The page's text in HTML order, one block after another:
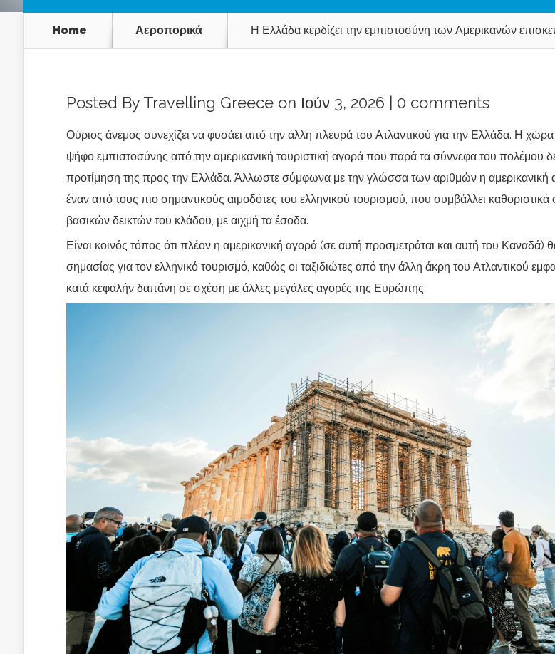
Home Αεροπορικά Η Ελλάδα κερδίζει την εμπιστοσύνη των Αμερικανών
Posted By Travelling Greece on Ιούν 3, 2026 | 0 comments
Ούριος άνεμος συνεχίζει να φυσάει από την άλλη πλευρά του Ατλαντικού για την Ελλάδα. Η χώρα
ψήφο εμπιστοσύνης από την αμερικανική τουριστική αγορά που παρά τα σύννεφα του πολέμου
προτίμηση της προς την Ελλάδα. Άλλωστε σύμφωνα με την γλώσσα των αριθμών η αμερικανική
έναν από τους πιο σημαντικούς αιμοδότες του ελληνικού τουρισμού, που συμβάλλει
βασικών δεικτών του κλάδου, με αιχμή τα έσοδα.
Είναι κοινός τόπος ότι πλέον η αμερικανική αγορά (σε αυτή προσμετράται και αυτή του Καναδά)
σημασίας για τον ελληνικό τουρισμό, καθώς οι ταξιδιώτες από την άλλη άκρη του Ατλαντικού
κατά κεφαλήν δαπάνη σε σχέση με άλλες μεγάλες αγορές της Ευρώπης.